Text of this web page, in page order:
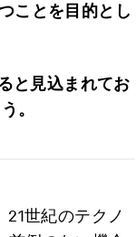
ことを目的とし
と見込まれてお
。
世紀のテクノ